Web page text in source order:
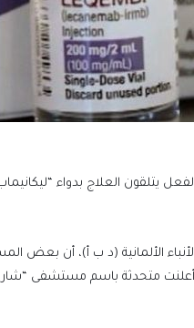
يتلقون العلاج بدواء
الألمانية (د ب أ)، أن بعض
أعلنت متحدثة باسم مستشفى